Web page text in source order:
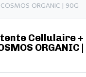
COSMOS ORGANIC | 90G
Cellulaire +
ORGANIC